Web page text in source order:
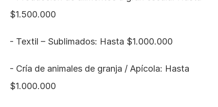
$1.500.000
- Textil – Sublimados: Hasta $1.000.000
- Cría de animales de granja / Apícola: Hasta
$1.000.000